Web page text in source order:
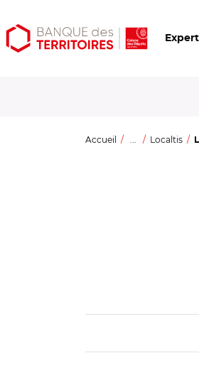
Aller
au
Aller
au
Ouvrir
les
Accueil ... Localtis